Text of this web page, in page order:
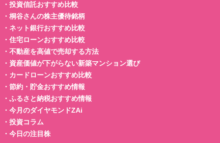
・ 投資信託おすすめ比較
・ 桐谷さんの株主優待銘柄
・ ネット銀行おすすめ比較
・ 住宅ローンおすすめ比較
・ 不動産を高値で売却する方法
・ 資産価値が下がらない新築マンション選び
・ カードローンおすすめ比較
・ 節約・貯金おすすめ情報
・ ふるさと納税おすすめ情報
・ 今月のダイヤモンドZAi
・ 投資コラム
・ 今日の注目株